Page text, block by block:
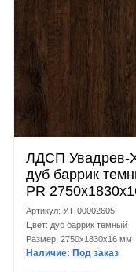
ЛДСП Увадрев-
дуб баррик
PR
Артикул: УТ-00002605
Цвет: дуб баррик темный
Размер: 2750x1830x16 мм
Наличие: Под заказ